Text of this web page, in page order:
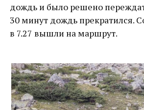
дождь и было решено
30 минут дождь прекратился.
в 7.27 вышли на маршрут.